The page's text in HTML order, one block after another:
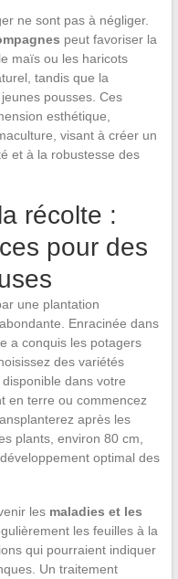
ne sont pas à négliger.
peut favoriser la
maïs ou les haricots
tandis que la
pousses. Ces
esthétique,
visant à créer un
et à la robustesse des
récolte :
pour des
une plantation
Enracinée dans
a conquis les potagers
des variétés
dans votre
en terre ou commencez
après les
plants, environ 80 cm,
optimal des
les maladies et les
les feuilles à la
qui pourraient indiquer
Un traitement